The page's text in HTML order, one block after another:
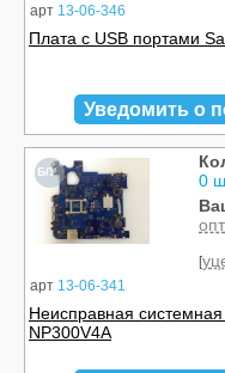
арт 13-06-346
Плата с USB портами
Уведомить о
Б/У
арт 13-06-341
0
опт
[
Неисправная
NP300V4A